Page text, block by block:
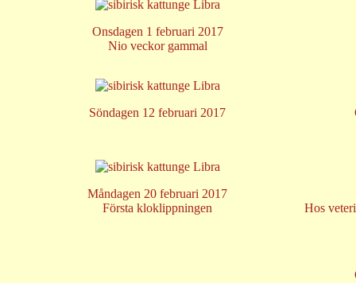
Onsdagen 1 februari 2017
Nio veckor gammal
Söndagen 12 februari 2017
Måndagen 20 februari 2017
Första kloklippningen
Hos